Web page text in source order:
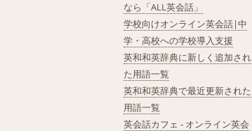
なら「ALL英会話」
学校向けオンライン英会話|中
学・高校への学校導入支援
英和和英辞典に新しく追加され
た用語一覧
英和和英辞典で最近更新された
用語一覧
英会話カフェ - オンライン英会